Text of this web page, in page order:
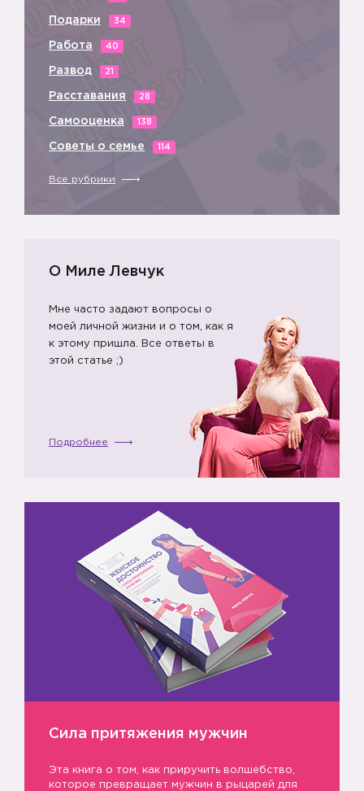
Подарки 34
Работа 40
Развод 21
Расставания 28
Самооценка 138
Советы о семье 114
Все рубрики
О Миле Левчук
Мне часто задают вопросы о
моей личной жизни и о том, как я
к этому пришла. Все ответы в
этой статье ;)
Подробнее
Сила притяжения мужчин
Эта книга о том, как приручить волшебство,
которое превращает мужчин в рыцарей для